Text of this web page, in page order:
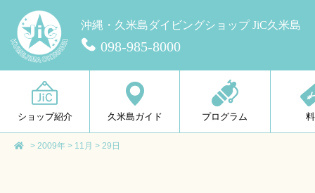
沖縄・久米島ダイビングショップ JiC久米島
098-985-8000
ショップ紹介 久米島ガイド プログラム
> 2009年 > 11月 > 29日